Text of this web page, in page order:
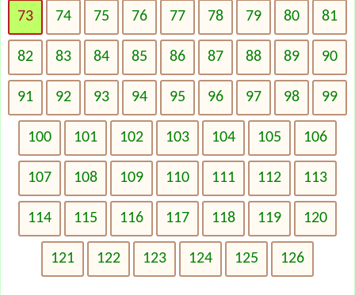
73 74 75 76 77 78 79 80 81
82 83 84 85 86 87 88 89 90
91 92 93 94 95 96 97 98 99
100 101 102 103 104 105 106
107 108 109 110 111 112 113
114 115 116 117 118 119 120
121 122 123 124 125 126